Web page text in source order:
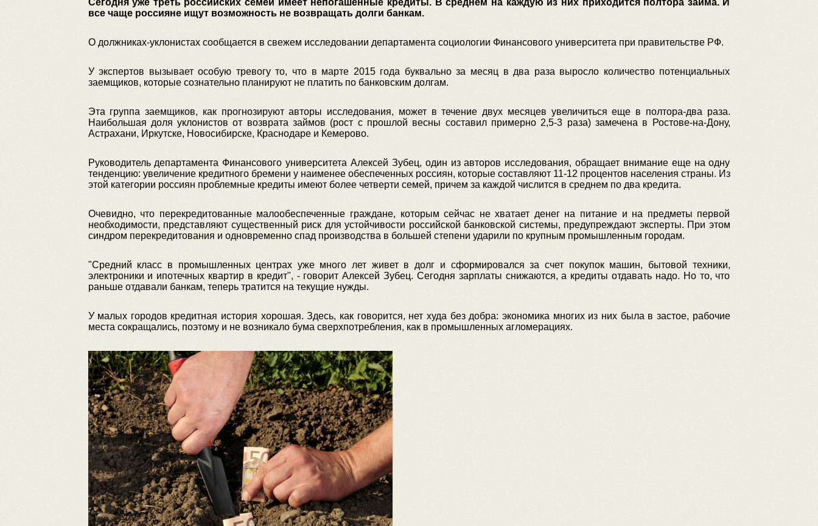
Сегодня уже треть российских семей имеет непогашенные кредиты. В среднем на каждую из них приходится полтора займа. И
все чаще россияне ищут возможность не возвращать долги банкам.
О должниках-уклонистах сообщается в свежем исследовании департамента социологии Финансового университета при правительстве РФ.
У экспертов вызывает особую тревогу то, что в марте 2015 года буквально за месяц в два раза выросло количество потенциальных
заемщиков, которые сознательно планируют не платить по банковским долгам.
Эта группа заемщиков, как прогнозируют авторы исследования, может в течение двух месяцев увеличиться еще в полтора-два раза.
Наибольшая доля уклонистов от возврата займов (рост с прошлой весны составил примерно 2,5-3 раза) замечена в Ростове-на-Дону,
Астрахани, Иркутске, Новосибирске, Краснодаре и Кемерово.
Руководитель департамента Финансового университета Алексей Зубец, один из авторов исследования, обращает внимание еще на одну
тенденцию: увеличение кредитного бремени у наименее обеспеченных россиян, которые составляют 11-12 процентов населения страны. Из
этой категории россиян проблемные кредиты имеют более четверти семей, причем за каждой числится в среднем по два кредита.
Очевидно, что перекредитованные малообеспеченные граждане, которым сейчас не хватает денег на питание и на предметы первой
необходимости, представляют существенный риск для устойчивости российской банковской системы, предупреждают эксперты. При этом
синдром перекредитования и одновременно спад производства в большей степени ударили по крупным промышленным городам.
"Средний класс в промышленных центрах уже много лет живет в долг и сформировался за счет покупок машин, бытовой техники,
электроники и ипотечных квартир в кредит", - говорит Алексей Зубец. Сегодня зарплаты снижаются, а кредиты отдавать надо. Но то, что
раньше отдавали банкам, теперь тратится на текущие нужды.
У малых городов кредитная история хорошая. Здесь, как говорится, нет худа без добра: экономика многих из них была в застое, рабочие
места сокращались, поэтому и не возникало бума сверхпотребления, как в промышленных агломерациях.